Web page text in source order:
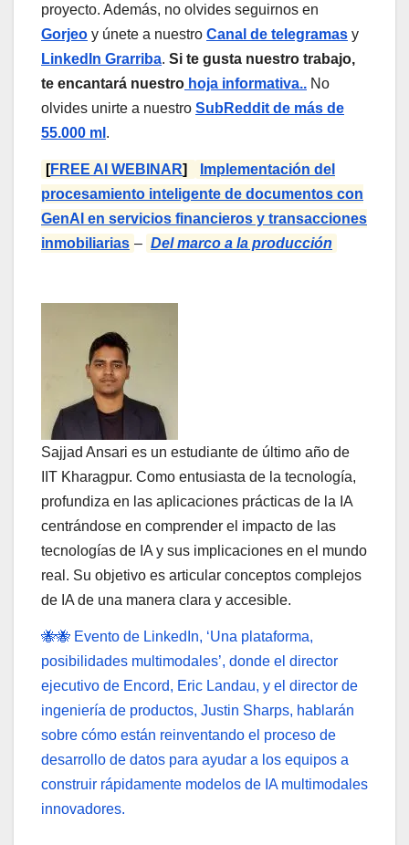
proyecto. Además, no olvides seguirnos en
Gorjeo y únete a nuestro Canal de telegramas y
LinkedIn Grarriba. Si te gusta nuestro trabajo,
te encantará nuestro hoja informativa.. No
olvides unirte a nuestro SubReddit de más de
55.000 ml .
[FREE AI WEBINAR]
Implementación del
procesamiento inteligente de documentos con
GenAI en servicios financieros y transacciones
inmobiliarias – Del marco a la producción
Sajjad Ansari es un estudiante de último año de
IIT Kharagpur. Como entusiasta de la tecnología,
profundiza en las aplicaciones prácticas de la IA
centrándose en comprender el impacto de las
tecnologías de IA y sus implicaciones en el mundo
real. Su objetivo es articular conceptos complejos
de IA de una manera clara y accesible.
🐝🐝 Evento de LinkedIn, ‘Una plataforma,
posibilidades multimodales’, donde el director
ejecutivo de Encord, Eric Landau, y el director de
ingeniería de productos, Justin Sharps, hablarán
sobre cómo están reinventando el proceso de
desarrollo de datos para ayudar a los equipos a
construir rápidamente modelos de IA multimodales
innovadores.